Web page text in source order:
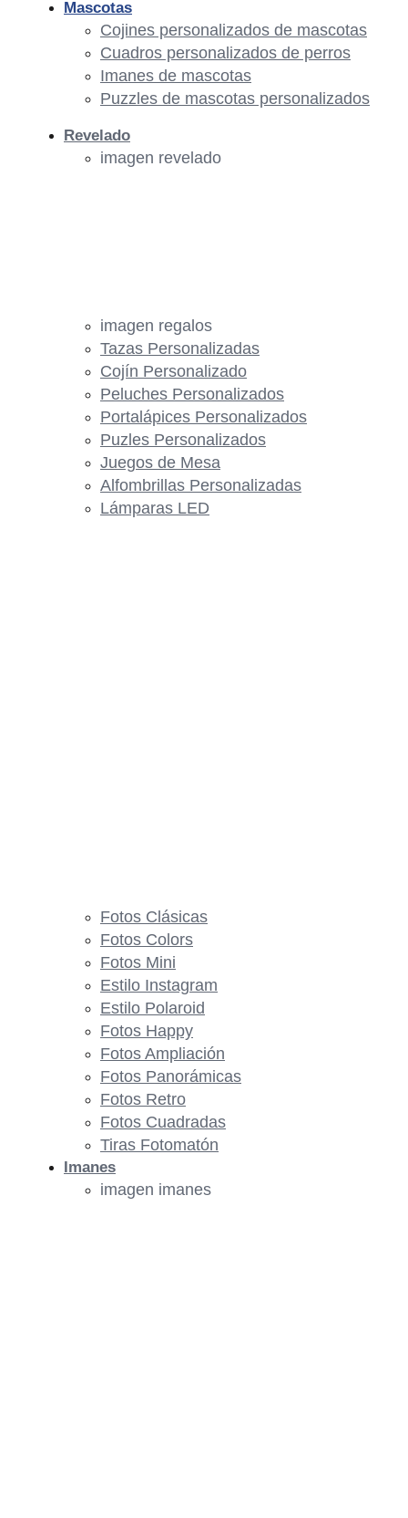
imagen regalos
Tazas Personalizadas
Cojín Personalizado
Peluches Personalizados
Portalápices Personalizados
Puzles Personalizados
Juegos de Mesa
Alfombrillas Personalizadas
Lámparas LED
Mascotas
Cojines personalizados de mascotas
Cuadros personalizados de perros
Imanes de mascotas
Puzzles de mascotas personalizados
Revelado
imagen revelado
Fotos Clásicas
Fotos Colors
Fotos Mini
Estilo Instagram
Estilo Polaroid
Fotos Happy
Fotos Ampliación
Fotos Panorámicas
Fotos Retro
Fotos Cuadradas
Tiras Fotomatón
Imanes
imagen imanes